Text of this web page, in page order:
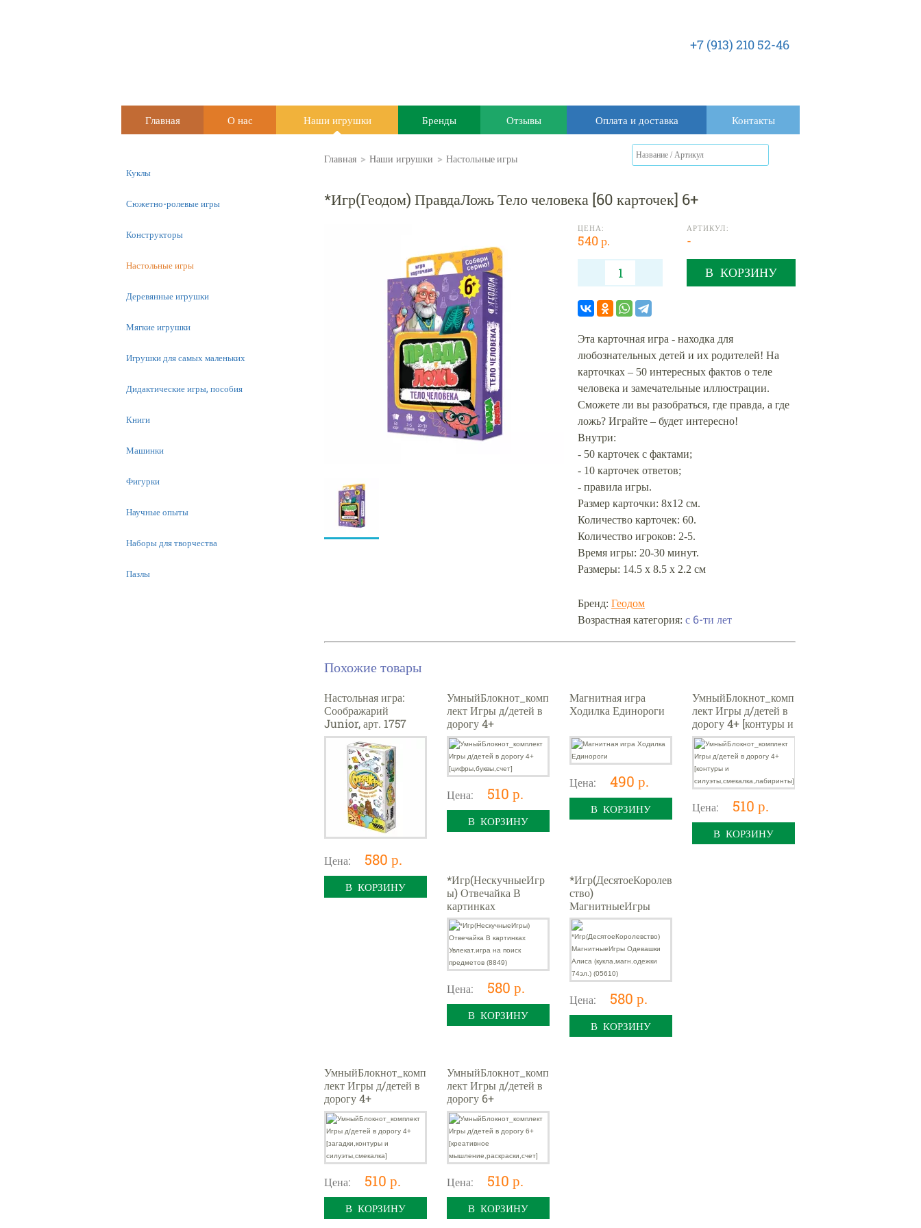
+7 (913) 210 52-46
Главная О нас Наши игрушки Бренды Отзывы Оплата и доставка Контакты
Главная > Наши игрушки > Настольные игры
*Игр(Геодом) ПравдаЛожь Тело человека [60 карточек] 6+
ЦЕНА:
540 р.
АРТИКУЛ:
-
В КОРЗИНУ
Эта карточная игра - находка для
любознательных детей и их родителей! На
карточках – 50 интересных фактов о теле
человека и замечательные иллюстрации.
Сможете ли вы разобраться, где правда, а где
ложь? Играйте – будет интересно!
Внутри:
- 50 карточек с фактами;
- 10 карточек ответов;
- правила игры.
Размер карточки: 8х12 см.
Количество карточек: 60.
Количество игроков: 2-5.
Время игры: 20-30 минут.
Размеры: 14.5 x 8.5 x 2.2 см
Бренд: Геодом
Возрастная категория: с 6-ти лет
Похожие товары
Настольная игра:
Соображарий
Junior, арт. 1757
Цена: 580 р.
В КОРЗИНУ
УмныйБлокнот_комп
лект Игры д/детей в
дорогу 4+
[цифры,буквы,счет]
Цена: 510 р.
В КОРЗИНУ
Магнитная игра
Ходилка Единороги
Цена: 490 р.
В КОРЗИНУ
УмныйБлокнот_комп
лект Игры д/детей в
дорогу 4+ [контуры и
силуэты,смекалка,лаб
иринты]
Цена: 510 р.
В КОРЗИНУ
*Игр(НескучныеИгр
ы) Отвечайка В
картинках
Увлекат.игра на
поиск предметов
(8849)
Цена: 580 р.
В КОРЗИНУ
*Игр(ДесятоеКоролев
ство)
МагнитныеИгры
Одевашки Алиса
(кукла,магн.одежки
74эл.) (05610)
Цена: 580 р.
В КОРЗИНУ
УмныйБлокнот_комп
лект Игры д/детей в
дорогу 4+
[загадки,контуры и
силуэты,смекалка]
Цена: 510 р.
В КОРЗИНУ
УмныйБлокнот_комп
лект Игры д/детей в
дорогу 6+
[креативное
мышление,раскраски,
счет]
Цена: 510 р.
В КОРЗИНУ
Куклы
Сюжетно-ролевые игры
Конструкторы
Настольные игры
Деревянные игрушки
Мягкие игрушки
Игрушки для самых маленьких
Дидактические игры, пособия
Книги
Машинки
Фигурки
Научные опыты
Наборы для творчества
Пазлы